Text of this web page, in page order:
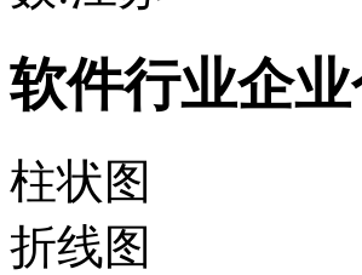
软件行业企
柱状图
折线图